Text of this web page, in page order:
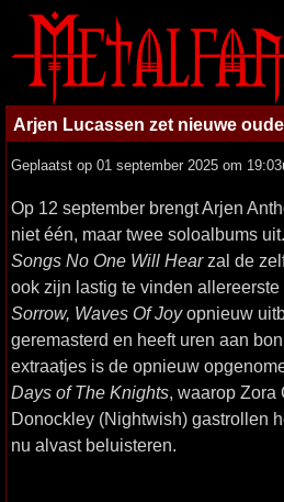
Arjen Lucassen zet nieuwe
Geplaatst op 01 september 2025 om
Op 12 september brengt Arjen
niet één, maar twee soloalbums
Songs No One Will Hearzal de
ook zijn lastig te vinden
Sorrow, Waves Of Joyopnieuw
geremasterd en heeft uren aan
extraatjes is de opnieuw
Days of The Knights, waarop Zora
Donockley (Nightwish) gastrollen
nu alvast beluisteren.